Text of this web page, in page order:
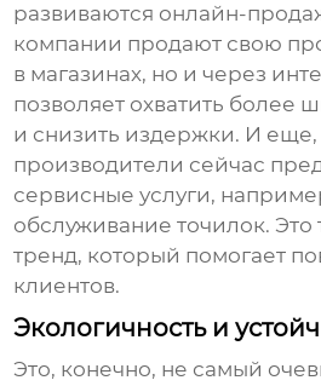
развиваются онлайн-
компании продают свою
в магазинах, но и через
позволяет охватить более
и снизить издержки. И
производители сейчас
сервисные услуги,
обслуживание точилок.
тренд, который помогает
клиентов.
Экологичность и
Это, конечно, не самый